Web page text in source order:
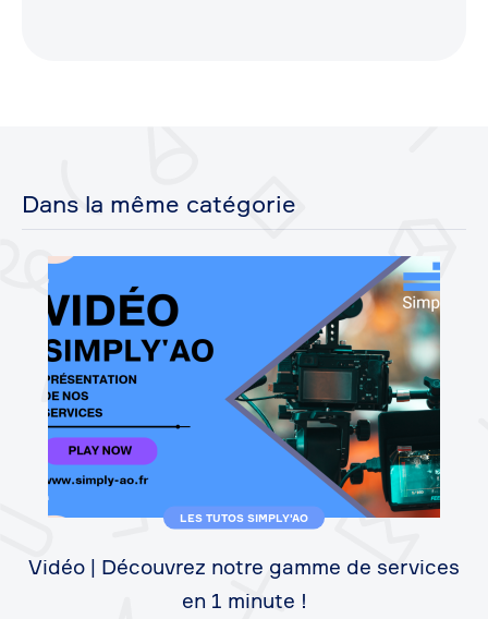
Dans la même catégorie
LES TUTOS SIMPLY'AO
Vidéo | Découvrez notre gamme de services
en 1 minute !